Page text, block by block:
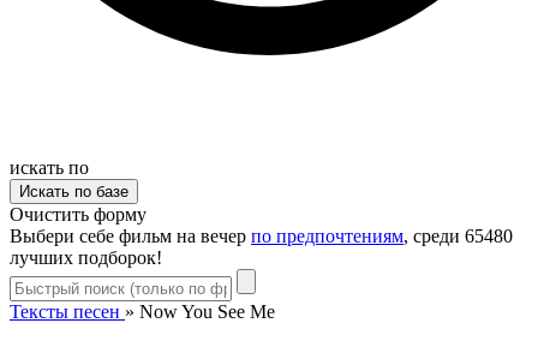
искать по
Очистить форму
Выбери себе фильм на вечер по предпочтениям, среди 65480
лучших подборок!
Тексты песен » Now You See Me